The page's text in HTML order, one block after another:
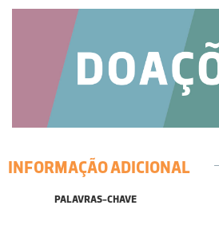
INFORMAÇÃO ADICIONAL
PALAVRAS-CHAVE